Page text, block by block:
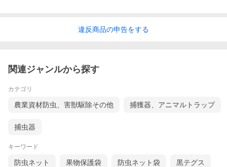
違反商品の申告をする
関連ジャンルから探す
カテゴリ
農業資材防虫、害獣駆除その他 捕獲器、アニマルトラップ
捕虫器
キーワード
防虫ネット 果物保護袋 防虫ネット袋 黒テグス